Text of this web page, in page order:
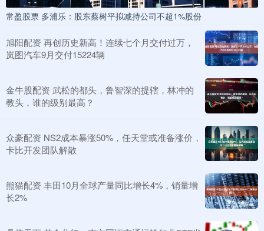
常盈股票 多浦乐：股东蔡树平拟减持公司不超1%股份
旭阳配资 再创历史新高！连续七个月交付过万，
岚图汽车9月交付15224辆
金牛股配资 武松的都头，鲁智深的提辖，林冲的
教头，谁的级别最高？
众豪配资 NS2成本暴涨50%，任天堂或准备涨价，
卡比开发团队解散
熊猫配资 丰田10月全球产量同比增长4%，销量增
长2%